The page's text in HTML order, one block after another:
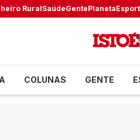
RuralSaúdeGentePlaneta
COLUNAS GENTE